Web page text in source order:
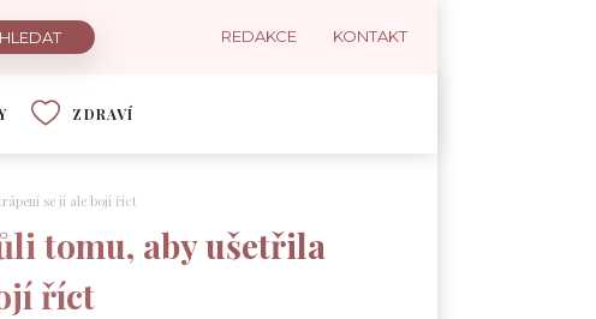
REDAKCE KONTAKT
ZDRAVÍ
se jí ale bojí říct
tomu, aby ušetřila
říct